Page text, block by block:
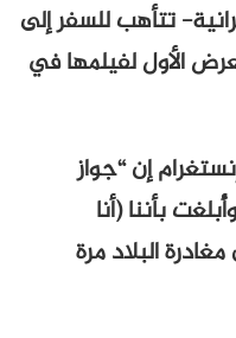
تتأهب للسفر إلى
الأول لفيلمها في
إن “جواز
بأننا (أنا
البلاد مرة